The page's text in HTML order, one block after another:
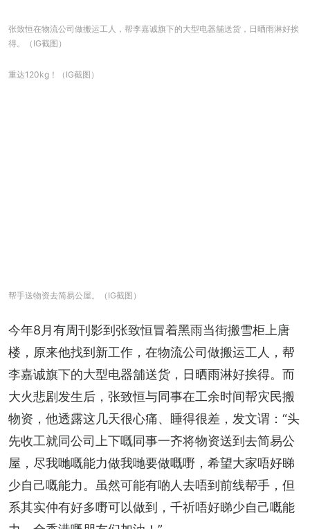
张致恒在物流公司做搬运工人，帮李嘉诚旗下的大型电器舖送货，日晒雨淋好挨
得。（IG截图）
重达120kg！（IG截图）
帮手送物资去简易公屋。（IG截图）
今年8月有周刊影到张致恒冒着黑雨当街搬雪柜上唐
楼，原来他找到新工作，在物流公司做搬运工人，帮
李嘉诚旗下的大型电器舖送货，日晒雨淋好挨得。而
大火悲剧发生后，张致恒与同事在工余时间帮灾民搬
物资，他透露这几天很心痛、睡得很差，发文谓：“头
先收工就同公司上下嘅同事一齐将物资送到去简易公
屋，尽我哋嘅能力做我哋要做嘅嘢，希望大家唔好睇
少自己嘅能力。虽然可能有啲人去唔到前线帮手，但
系其实仲有好多嘢可以做到，千祈唔好睇少自己嘅能